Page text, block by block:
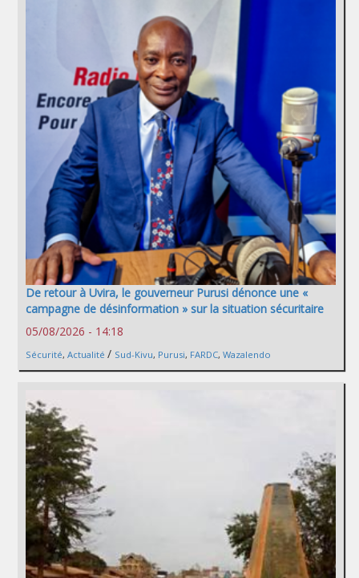
De retour à Uvira, le gouverneur Purusi dénonce une «
campagne de désinformation » sur la situation sécuritaire
05/08/2026 - 14:18
Sécurité, Actualité / Sud-Kivu, Purusi, FARDC, Wazalendo